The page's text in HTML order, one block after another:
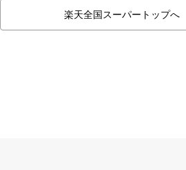
楽天全国スーパートップへ